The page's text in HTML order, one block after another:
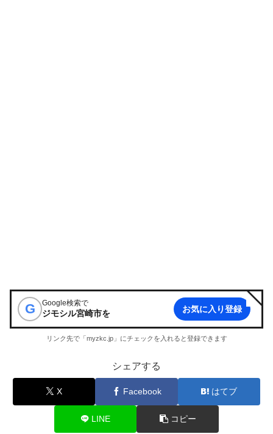
G Google検索で
ジモシル宮崎市を お気に入り登録
リンク先で「myzkc.jp」にチェックを入れると登録できます
シェアする
X Facebook はてブ
LINE コピー